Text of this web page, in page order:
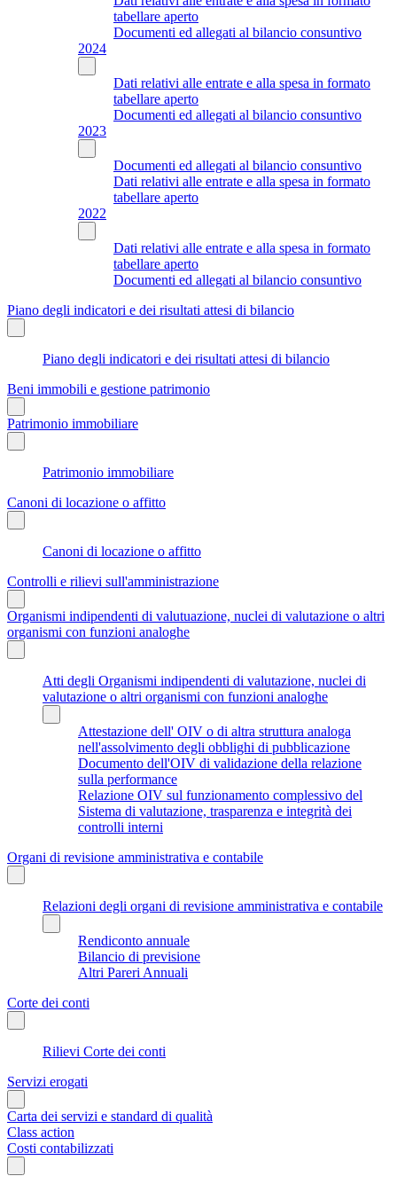
tabellare aperto
Documenti ed allegati al bilancio consuntivo
2024
Dati relativi alle entrate e alla spesa in formato
tabellare aperto
Documenti ed allegati al bilancio consuntivo
2023
Documenti ed allegati al bilancio consuntivo
Dati relativi alle entrate e alla spesa in formato
tabellare aperto
2022
Dati relativi alle entrate e alla spesa in formato
tabellare aperto
Documenti ed allegati al bilancio consuntivo
Piano degli indicatori e dei risultati attesi di bilancio
Piano degli indicatori e dei risultati attesi di bilancio
Beni immobili e gestione patrimonio
Patrimonio immobiliare
Patrimonio immobiliare
Canoni di locazione o affitto
Canoni di locazione o affitto
Controlli e rilievi sull'amministrazione
Organismi indipendenti di valutuazione, nuclei di valutazione o altri
organismi con funzioni analoghe
Atti degli Organismi indipendenti di valutazione, nuclei di
valutazione o altri organismi con funzioni analoghe
Attestazione dell' OIV o di altra struttura analoga
nell'assolvimento degli obblighi di pubblicazione
Documento dell'OIV di validazione della relazione
sulla performance
Relazione OIV sul funzionamento complessivo del
Sistema di valutazione, trasparenza e integrità dei
controlli interni
Organi di revisione amministrativa e contabile
Relazioni degli organi di revisione amministrativa e contabile
Rendiconto annuale
Bilancio di previsione
Altri Pareri Annuali
Corte dei conti
Rilievi Corte dei conti
Servizi erogati
Carta dei servizi e standard di qualità
Class action
Costi contabilizzati